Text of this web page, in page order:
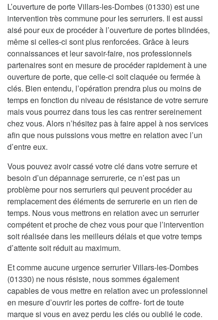
L’ouverture de porte Villars-les-Dombes (01330) est une
intervention très commune pour les serruriers. Il est aussi
aisé pour eux de procéder à l’ouverture de portes blindées,
même si celles-ci sont plus renforcées. Grâce à leurs
connaissances et leur savoir-faire, nos professionnels
partenaires sont en mesure de procéder rapidement à une
ouverture de porte, que celle-ci soit claquée ou fermée à
clés. Bien entendu, l’opération prendra plus ou moins de
temps en fonction du niveau de résistance de votre serrure
mais vous pourrez dans tous les cas rentrer sereinement
chez vous. Alors n’hésitez pas à faire appel à nos services
afin que nous puissions vous mettre en relation avec l’un
d’entre eux.
Vous pouvez avoir cassé votre clé dans votre serrure et
besoin d’un dépannage serrurerie, ce n’est pas un
problème pour nos serruriers qui peuvent procéder au
remplacement des éléments de serrurerie en un rien de
temps. Nous vous mettrons en relation avec un serrurier
compétent et proche de chez vous pour que l’intervention
soit réalisée dans les meilleurs délais et que votre temps
d’attente soit réduit au maximum.
Et comme aucune urgence serrurier Villars-les-Dombes
(01330) ne nous résiste, nous sommes également
capables de vous mettre en relation avec un professionnel
en mesure d’ouvrir les portes de coffre- fort de toute
marque si vous en avez perdu les clés ou oublié le code.